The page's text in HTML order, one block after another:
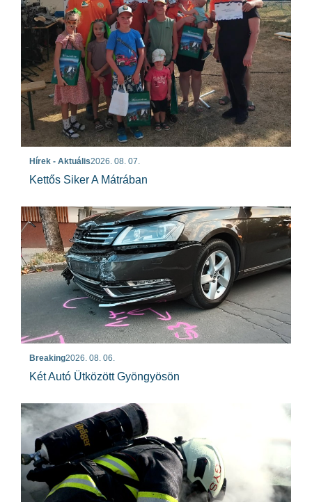
Hírek - Aktuális2026. 08. 07.
Kettős Siker A Mátrában
Breaking2026. 08. 06.
Két Autó Ütközött Gyöngyösön